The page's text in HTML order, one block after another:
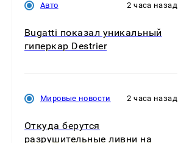
Авто 2 часа назад
Bugatti показал уникальный
гиперкар Destrier
Мировые новости 2 часа назад
Откуда берутся
разрушительные ливни на